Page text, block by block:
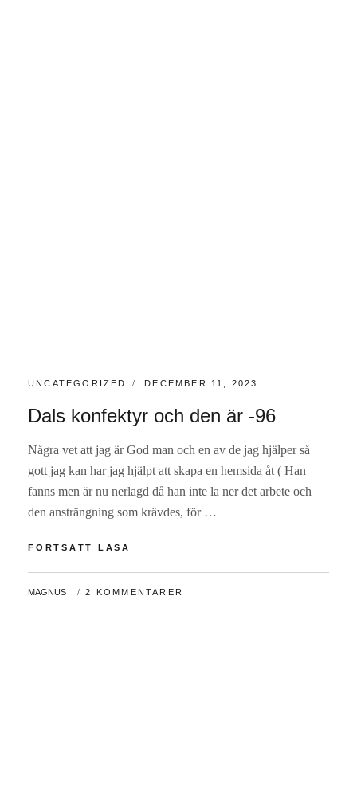
KATEGORIER:
UNCATEGORIZED PUBLICERAT
DECEMBER 11, 2023
Dals konfektyr och den är -96
Några vet att jag är God man och en av de jag hjälper så
gott jag kan har jag hjälpt att skapa en hemsida åt ( Han
fanns men är nu nerlagd då han inte la ner det arbete och
den ansträngning som krävdes, för …
FORTSÄTT LÄSA
DEN
AV
MAGNUS 2 KOMMENTARER